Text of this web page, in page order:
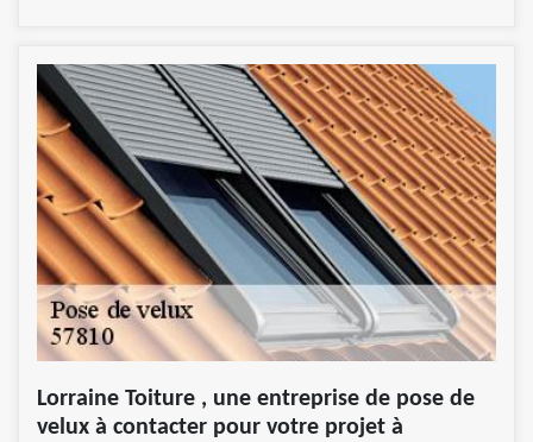
Lorraine Toiture , une entreprise de pose de
velux à contacter pour votre projet à